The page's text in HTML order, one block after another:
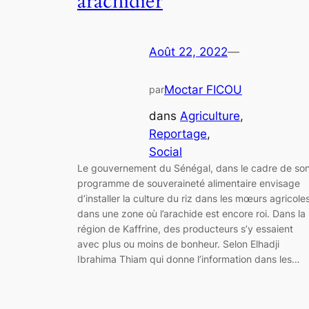
Août 22, 2022—
parMoctar FICOU
dans Agriculture
Reportage
Social
Le gouvernement du Sénégal, dans le cadre de
programme de souveraineté alimentaire envisage
d’installer la culture du riz dans les mœurs
dans une zone où l’arachide est encore roi. Dans la
région de Kaffrine, des producteurs s’y essaient
avec plus ou moins de bonheur. Selon Elhadji
Ibrahima Thiam qui donne l’information dans les…